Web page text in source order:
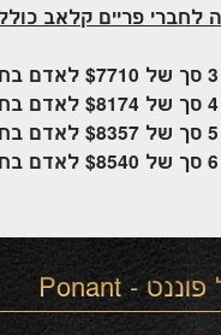
לחברי פריים קלאב
פוננט - Ponant